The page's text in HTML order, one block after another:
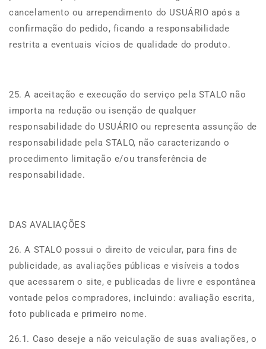
cancelamento ou arrependimento do USUÁRIO após a
confirmação do pedido, ficando a responsabilidade
restrita a eventuais vícios de qualidade do produto.
25. A aceitação e execução do serviço pela STALO não
importa na redução ou isenção de qualquer
responsabilidade do USUÁRIO ou representa assunção de
responsabilidade pela STALO, não caracterizando o
procedimento limitação e/ou transferência de
responsabilidade.
DAS AVALIAÇÕES
26. A STALO possui o direito de veicular, para fins de
publicidade, as avaliações públicas e visíveis a todos
que acessarem o site, e publicadas de livre e espontânea
vontade pelos compradores, incluindo: avaliação escrita,
foto publicada e primeiro nome.
26.1. Caso deseje a não veiculação de suas avaliações, o